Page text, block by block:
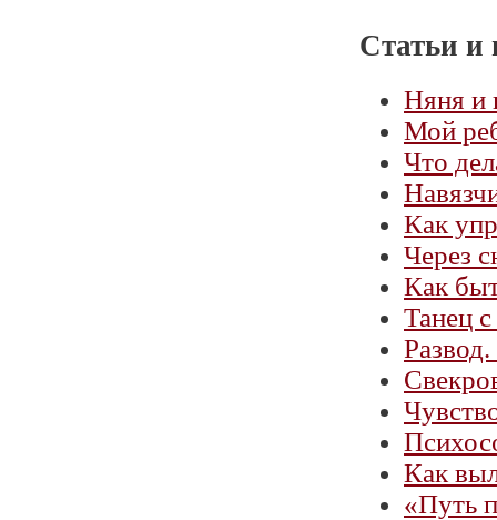
Статьи и
Няня и
Мой
Что
Как
Через
Как
Танец
Как
«Путь